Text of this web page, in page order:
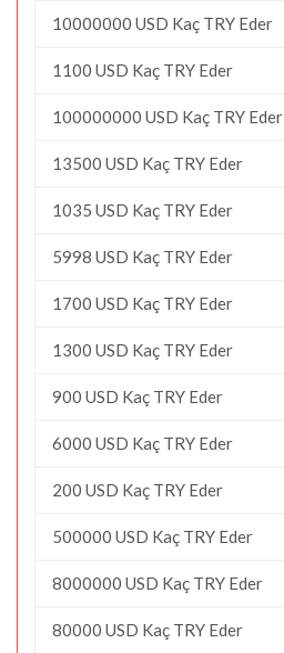
10000000 USD Kaç TRY Eder
1100 USD Kaç TRY Eder
100000000 USD Kaç TRY Eder
13500 USD Kaç TRY Eder
1035 USD Kaç TRY Eder
5998 USD Kaç TRY Eder
1700 USD Kaç TRY Eder
1300 USD Kaç TRY Eder
900 USD Kaç TRY Eder
6000 USD Kaç TRY Eder
200 USD Kaç TRY Eder
500000 USD Kaç TRY Eder
8000000 USD Kaç TRY Eder
80000 USD Kaç TRY Eder